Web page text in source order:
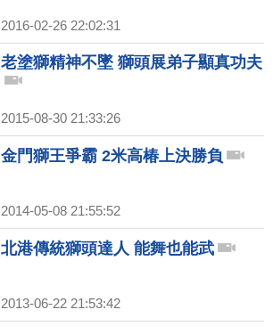
2016-02-26 22:02:31
老塗獅精神不墜 獅頭展弟子顯真功夫
2015-08-30 21:33:26
金門獅王爭霸 2米高椿上決勝負
2014-05-08 21:55:52
北港傳統獅頭達人 能舞也能武
2013-06-22 21:53:42